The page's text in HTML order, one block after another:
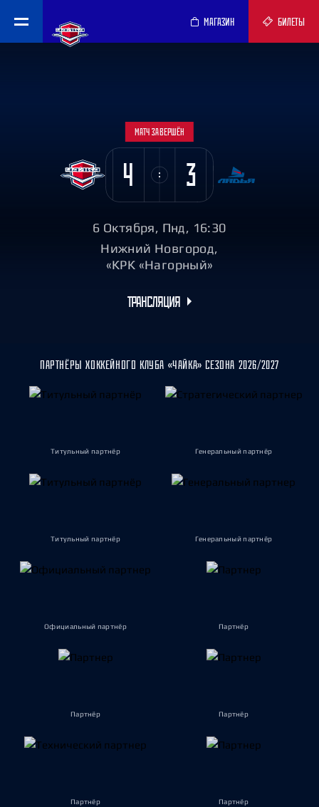
МАГАЗИН БИЛЕТЫ
МАТЧ ЗАВЕРШЁН
4 3
6 Октября, Пнд, 16:30
Нижний Новгород,
«КРК «Нагорный»
ТРАНСЛЯЦИЯ
ПАРТНЁРЫ ХОККЕЙНОГО КЛУБА «ЧАЙКА» СЕЗОНА 2026/2027
Титульный партнёр Генеральный партнёр
Титульный партнёр Генеральный партнёр
Официальный партнёр Партнёр
Партнёр Партнёр
Партнёр Партнёр